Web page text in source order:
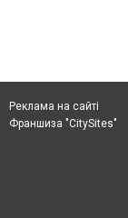
Реклама на сайті
Франшиза "CitySites"